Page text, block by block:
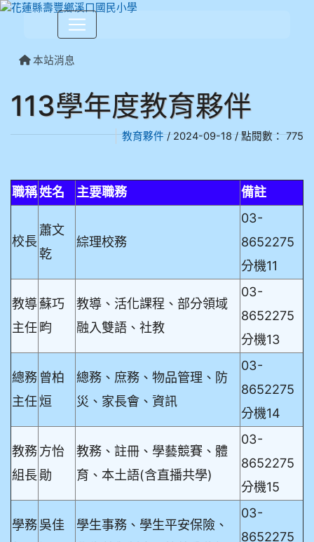
本站消息
113學年度教育夥伴
教育夥件/ 2024-09-18 / 點閱數： 775
職稱姓名 主要職務 備註
校長
蕭文
乾
綜理校務
03-
8652275
分機11
教導
主任
蘇巧
畇
教導、活化課程、部分領域
融入雙語、社教
03-
8652275
分機13
總務
主任
曾柏
烜
總務、庶務、物品管理、防
災、家長會、資訊
03-
8652275
分機14
教務
組長
方怡
勛
教務、註冊、學藝競賽 、體
育 、本土語(含直播共學)
03-
8652275
分機15
學務吳佳
學生事務、學生平安保險、
03-
8652275